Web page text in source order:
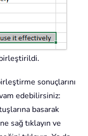
sonuçlarını
edebilirsiniz:
basarak
sağ tıklayın ve